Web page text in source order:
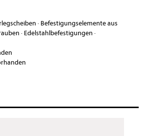
· Befestigungselemente aus
· Edelstahlbefestigungen ·